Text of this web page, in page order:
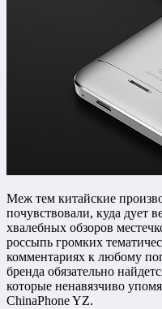
Меж тем китайские
почувствовали, куда дует
хвалебных обзоров
россыпь громких
комментариях к любому
бренда обязательно
которые ненавязчиво
ChinaPhone YZ.